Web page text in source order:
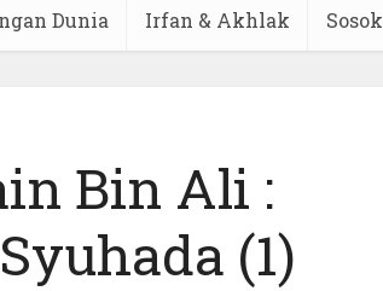
Dunia Irfan & Akhlak Sosok
Bin Ali :
(1)